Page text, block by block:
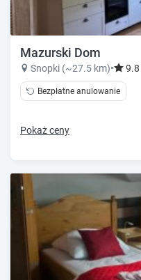
Mazurski Dom
Snopki (~27.5 km)• 9.8
Bezpłatne anulowanie
Pokaż ceny